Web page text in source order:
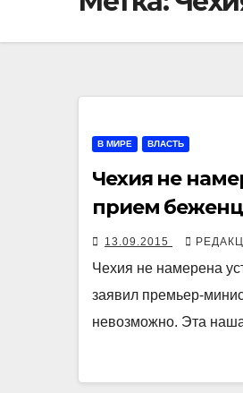
В МИРЕ ВЛАСТЬ
Чехия не
прием
13.09.2015
Чехия не намерена
заявил премьер-
невозможно. Эта